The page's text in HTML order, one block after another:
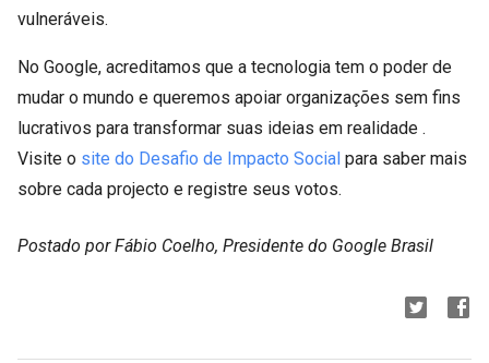
vulneráveis.
No Google, acreditamos que a tecnologia tem o poder de
mudar o mundo e queremos apoiar organizações sem fins
lucrativos para transformar suas ideias em realidade .
Visite o site do Desafio de Impacto Social para saber mais
sobre cada projecto e registre seus votos.
Postado por Fábio Coelho, Presidente do Google Brasil